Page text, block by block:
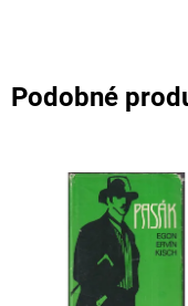
Podobné